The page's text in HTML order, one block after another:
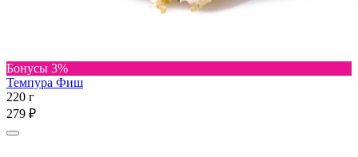
Бонусы 3%
Темпура Фиш
220 г
279 ₽